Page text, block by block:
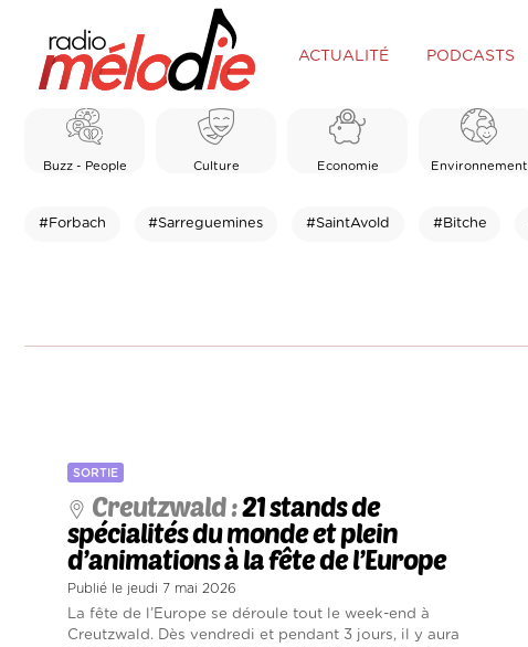
ACTUALITÉ PODCASTS
Buzz - People Culture Economie Environnement
#Forbach #Sarreguemines #SaintAvold #Bitche
SORTIE
Creutzwald :21 stands de
spécialités du monde et plein
d’animations à la fête de l’Europe
Publié le jeudi 7 mai 2026
La fête de l’Europe se déroule tout le week-end à
Creutzwald. Dès vendredi et pendant 3 jours, il y aura